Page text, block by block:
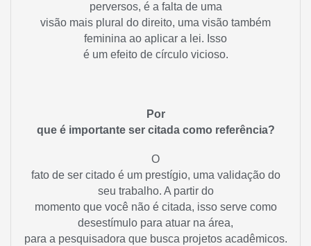
perversos, é a falta de uma
visão mais plural do direito, uma visão também
feminina ao aplicar a lei. Isso
é um efeito de círculo vicioso.
Por
que é importante ser citada como referência?
O
fato de ser citado é um prestígio, uma validação do
seu trabalho. A partir do
momento que você não é citada, isso serve como
desestímulo para atuar na área,
para a pesquisadora que busca projetos acadêmicos.